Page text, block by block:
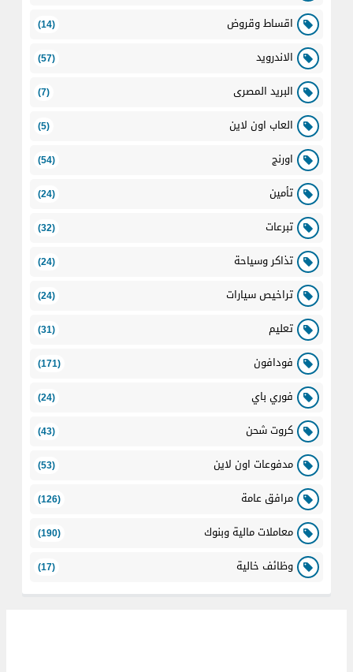
اقساط وقروض (14)
الاندرويد (57)
البريد المصرى (7)
العاب اون لاين (5)
اورنج (54)
تأمين (24)
تبرعات (32)
تذاكر وسياحة (24)
تراخيص سيارات (24)
تعليم (31)
فودافون (171)
فوري باي (24)
كروت شحن (43)
مدفوعات اون لاين (53)
مرافق عامة (126)
معاملات مالية وبنوك (190)
وظائف خالية (17)